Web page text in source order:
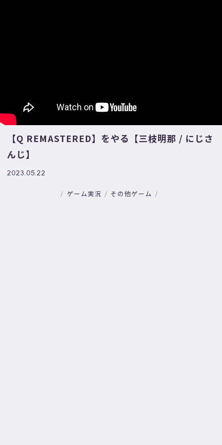
【Q REMASTERED】をやる【三枝明那 / にじさ
んじ】
2023.05.22
ゲーム実況 その他ゲーム